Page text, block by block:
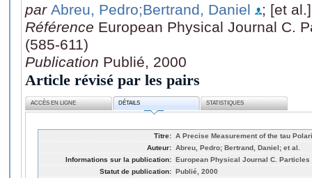
par Abreu, Pedro;Bertrand, Daniel
; [et al.]
Référence European Physical Journal C.
(585-611)
Publication Publié, 2000
Article révisé par les pairs
ACCÈS EN LIGNE DÉTAILS STATISTIQUES
Titre: A Precise Measurement of the tau
Auteur: Abreu, Pedro; Bertrand, Daniel; et al.
Informations sur la publication: European Physical Journal C. Particles
Statut de publication: Publié, 2000